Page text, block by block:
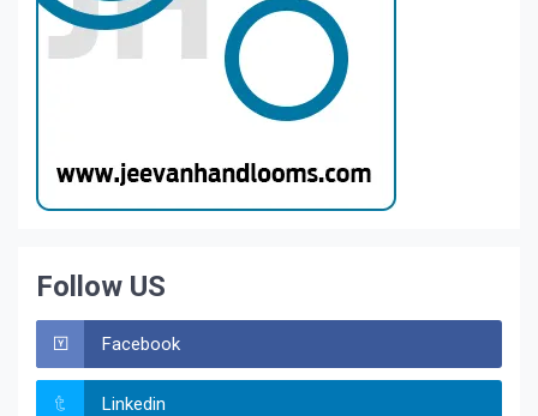
Follow US
Facebook
Linkedin